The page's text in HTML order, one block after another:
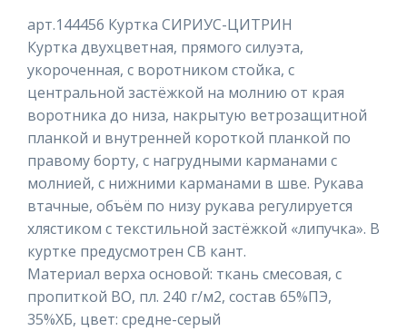
арт.144456 Куртка СИРИУС-ЦИТРИН
Куртка двухцветная, прямого силуэта,
укороченная, с воротником стойка, с
центральной застёжкой на молнию от края
воротника до низа, накрытую ветрозащитной
планкой и внутренней короткой планкой по
правому борту, с нагрудными карманами с
молнией, с нижними карманами в шве. Рукава
втачные, объём по низу рукава регулируется
хлястиком с текстильной застёжкой «липучка». В
куртке предусмотрен СВ кант.
Материал верха основой: ткань смесовая, с
пропиткой ВО, пл. 240 г/м2, состав 65%ПЭ,
35%ХБ, цвет: средне-серый